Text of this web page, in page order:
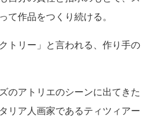
て作品をつくり続ける。
トリー」と言われる、作り手の
のアトリエのシーンに出てきた
リア人画家であるティツィアー